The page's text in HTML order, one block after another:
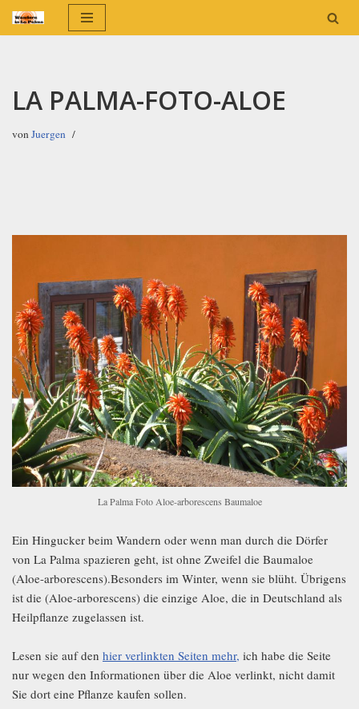
LA PALMA-FOTO-ALOE
vonJuergen
La Palma Foto Aloe-arborescens Baumaloe
Ein Hingucker beim Wandern oder wenn man durch die Dörfer
von La Palma spazieren geht, ist ohne Zweifel die Baumaloe
(Aloe-arborescens).Besonders im Winter, wenn sie blüht. Übrigens
ist die (Aloe-arborescens) die einzige Aloe, die in Deutschland als
Heilpflanze zugelassen ist.
Lesen sie auf den hier verlinkten Seiten mehr, ich habe die Seite
nur wegen den Informationen über die Aloe verlinkt, nicht damit
Sie dort eine Pflanze kaufen sollen.